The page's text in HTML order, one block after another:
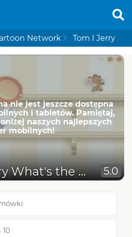
Network Tom I Jerry
nie jest jeszcze dostępna
i tabletów. Pamiętaj,
naszych najlepszych
mobilnych!
Tom and Jerry What's the Catch 5.0
10